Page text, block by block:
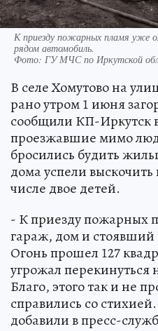
К приезду пожарных пламя уже
рядом автомобиль.
Фото: ГУ МЧС по Иркутской
В селе Хомутово на
рано утром 1 июня
сообщили КП-Иркутск
проезжавшие мимо
бросились будить
дома успели выскочить
числе двое детей.
- К приезду пожарных
гараж, дом и стоявший
Огонь прошел 127
угрожал перекинуться
Благо, этого так и не
справились со
добавили в пресс-